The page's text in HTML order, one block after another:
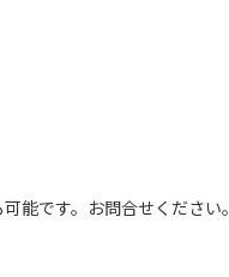
能です。お問合せください。